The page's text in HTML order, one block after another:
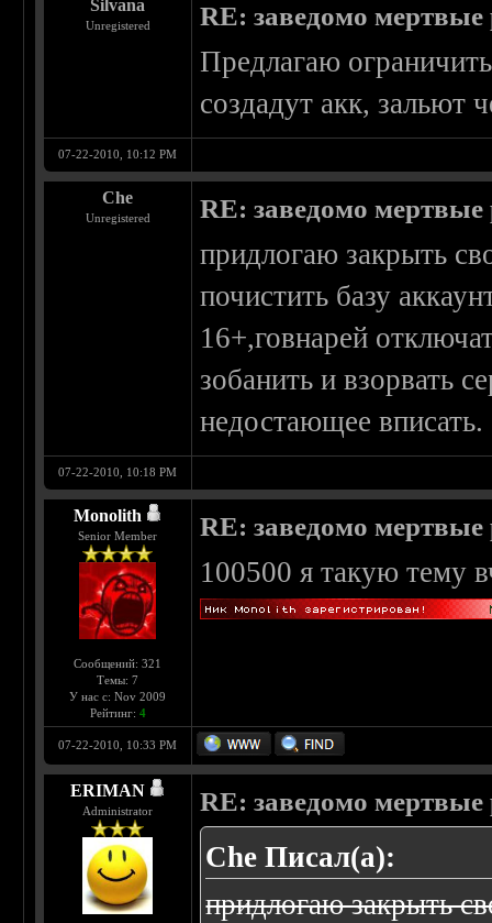
Silvana
Unregistered RE: заведомо мертвые
Предлагаю
создадут акк, зальют
07-22-2010, 10:12 PM
Che
Unregistered RE: заведомо мертвые
придлогаю закрыть
почистить базу
16+,говнарей
зобанить и взорвать
недостающее вписать.
07-22-2010, 10:18 PM
Monolith
Senior Member
Сообщений: 321
Темы: 7
У нас с: Nov 2009
Рейтинг: 4
RE: заведомо мертвые
100500 я такую тему
07-22-2010, 10:33 PM
ERIMAN
Administrator RE: заведомо мертвые
Che Писал(а):
придлогаю закрыть